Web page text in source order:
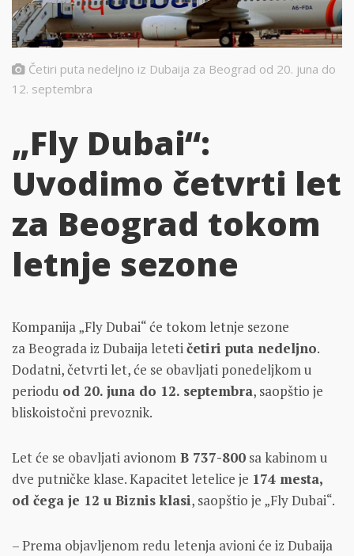
Četiri puta nedeljno iz Dubaija za Beograd od 20. juna do
12. septembra
„Fly Dubai“:
Uvodimo četvrti let
za Beograd tokom
letnje sezone
Kompanija „Fly Dubai“ će tokom letnje sezone
za Beograda iz Dubaija letetičetiri puta nedeljno.
Dodatni, četvrti let, će se obavljati ponedeljkom u
periodu od 20. juna do 12. septembra, saopštio je
bliskoistočni prevoznik.
Let će se obavljati avionom B 737-800 sa kabinom u
dve putničke klase. Kapacitet letelice je 174 mesta,
od čega je 12 u Biznis klasi, saopštio je „Fly Dubai“.
– Prema objavljenom redu letenja avioni će iz Dubaija